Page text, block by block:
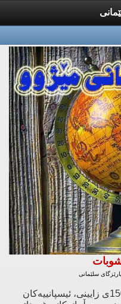
- ڕۆژی 12ی شوباتی ساڵی 1502ی زایینی، ئیسپانییەكان